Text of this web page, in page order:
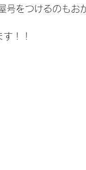
をつけるのもお
！！